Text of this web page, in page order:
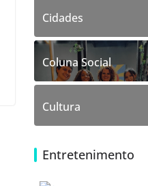
Cidades
Coluna Social
Cultura
Entretenimento